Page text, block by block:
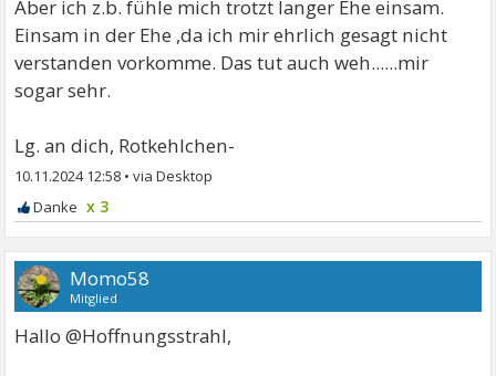
Aber ich z.b. fühle mich trotzt langer Ehe einsam.
Einsam in der Ehe ,da ich mir ehrlich gesagt nicht
verstanden vorkomme. Das tut auch weh......mir
sogar sehr.
Lg. an dich, Rotkehlchen-
10.11.2024 12:58 •
x 3
Momo58
Mitglied
Hallo @Hoffnungsstrahl,